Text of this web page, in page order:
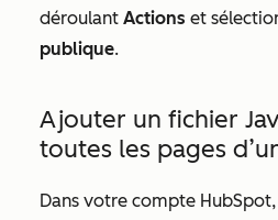
déroulant Actions et
publique.
Ajouter un fichier
toutes les pages
Dans votre compte